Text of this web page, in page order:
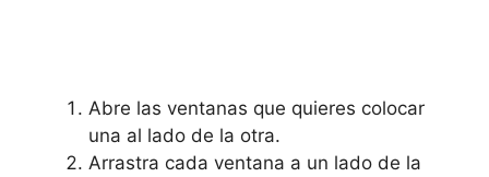
Abre las ventanas que quieres colocar
una al lado de la otra.
Arrastra cada ventana a un lado de la